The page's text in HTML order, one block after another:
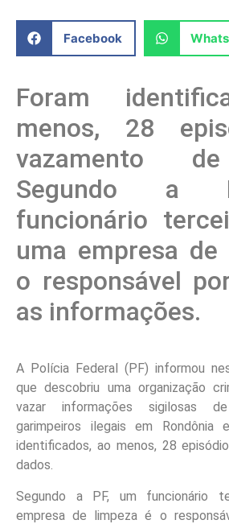
Facebook
Foram
menos, 28
vazamento
Segundo a
funcionário
uma empresa de
o responsável
as informações.
A Polícia Federal (PF) informou
que descobriu uma organização
vazar informações sigilosas
garimpeiros ilegais em Rondônia
identificados, ao menos, 28
dados.
Segundo a PF, um funcionário
empresa de limpeza é o